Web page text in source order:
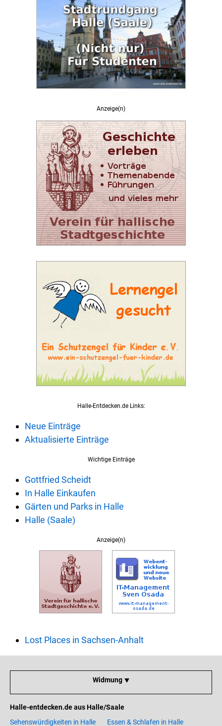
Anzeige(n)
Halle-Entdecken.de Links:
Neue Einträge
Aktualisierte Einträge
Wichtige Einträge
Gottfried Scheidt
In Halle Einkaufen
Gärten und Parks in Halle
Halle (Saale)
Anzeige(n)
Lost Places in Sachsen-Anhalt
Widmung ⯆
Halle-entdecken.de aus Halle/Saale
Sehenswürdigkeiten in Halle
Essen & Schlafen in Halle